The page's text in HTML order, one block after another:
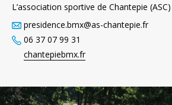
L’association sportive de Chantepie
presidence.bmx@as-chantepie.fr
06 37 07 99 31
chantepiebmx.fr